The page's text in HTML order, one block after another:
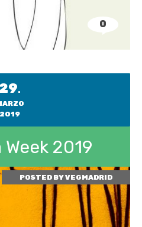
0
29.
2019
2019
POSTED BYVEGMADRID